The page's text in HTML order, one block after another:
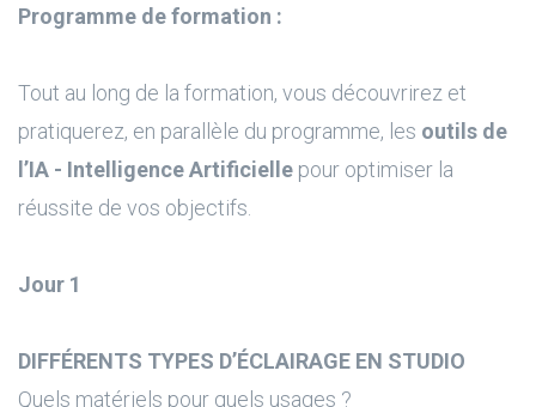
Programme de formation :
Tout au long de la formation, vous découvrirez et
pratiquerez, en parallèle du programme, les outils de
l’IA - Intelligence Artificielle pour optimiser la
réussite de vos objectifs.
Jour 1
DIFFÉRENTS TYPES D’ÉCLAIRAGE EN STUDIO
Quels matériels pour quels usages ?